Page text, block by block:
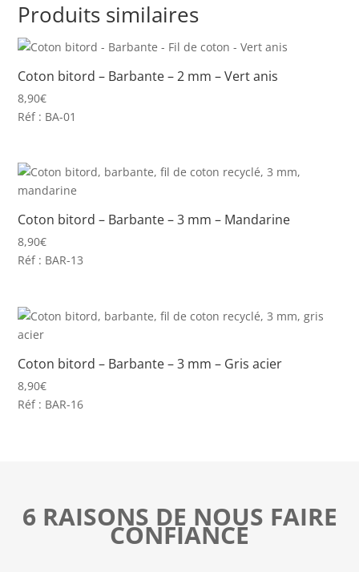
Produits similaires
Coton bitord – Barbante – 2 mm – Vert anis
8,90€
Réf : BA-01
Coton bitord – Barbante – 3 mm – Mandarine
8,90€
Réf : BAR-13
Coton bitord – Barbante – 3 mm – Gris acier
8,90€
Réf : BAR-16
6 RAISONS DE NOUS FAIRE
CONFIANCE